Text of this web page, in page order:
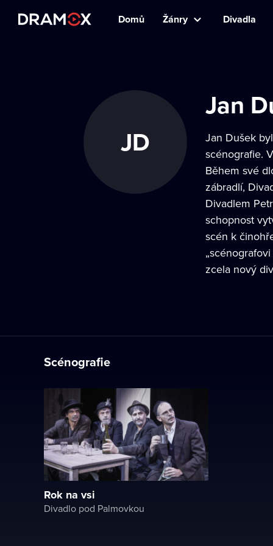
Domů Žánry Divadla
JD
Jan
Jan Dušek
scénografie.
Během své
zábradlí,
Divadlem
schopnost
scén k
zcela nový
Scénografie
Rok na vsi
Divadlo pod Palmovkou